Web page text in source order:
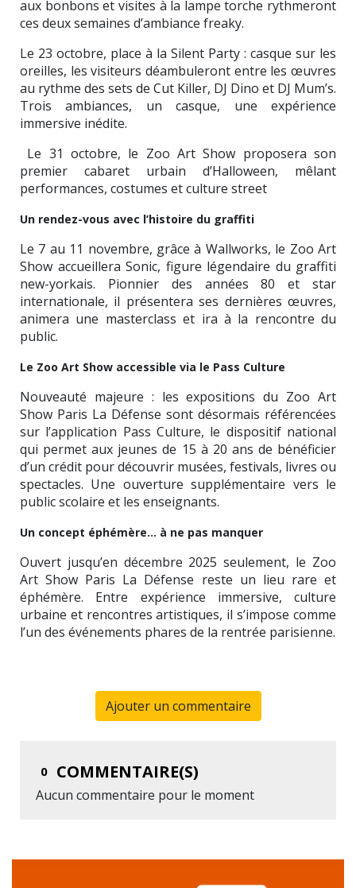
aux bonbons et visites à la lampe torche rythmeront
ces deux semaines d’ambiance freaky.
Le 23 octobre, place à la Silent Party : casque sur les
oreilles, les visiteurs déambuleront entre les œuvres
au rythme des sets de Cut Killer, DJ Dino et DJ Mum’s.
Trois ambiances, un casque, une expérience
immersive inédite.
Le 31 octobre, le Zoo Art Show proposera son
premier cabaret urbain d’Halloween, mêlant
performances, costumes et culture street
Un rendez-vous avec l’histoire du graffiti
Le 7 au 11 novembre, grâce à Wallworks, le Zoo Art
Show accueillera Sonic, figure légendaire du graffiti
new-yorkais. Pionnier des années 80 et star
internationale, il présentera ses dernières œuvres,
animera une masterclass et ira à la rencontre du
public.
Le Zoo Art Show accessible via le Pass Culture
Nouveauté majeure : les expositions du Zoo Art
Show Paris La Défense sont désormais référencées
sur l’application Pass Culture, le dispositif national
qui permet aux jeunes de 15 à 20 ans de bénéficier
d’un crédit pour découvrir musées, festivals, livres ou
spectacles. Une ouverture supplémentaire vers le
public scolaire et les enseignants.
Un concept éphémère… à ne pas manquer
Ouvert jusqu’en décembre 2025 seulement, le Zoo
Art Show Paris La Défense reste un lieu rare et
éphémère. Entre expérience immersive, culture
urbaine et rencontres artistiques, il s’impose comme
l’un des événements phares de la rentrée parisienne.
Ajouter un commentaire
0 COMMENTAIRE(S)
Aucun commentaire pour le moment